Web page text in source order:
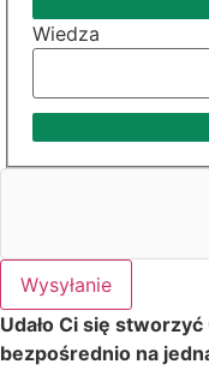
Wiedza
Wysyłanie
Udało Ci się
bezpośrednio na